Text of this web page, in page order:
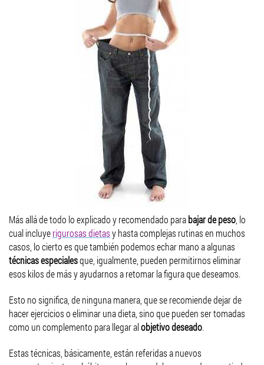
Más allá de todo lo explicado y recomendado parabajar de peso , lo
cual incluyerigurosas dietasy hasta complejas rutinas en muchos
casos, lo cierto es que también podemos echar mano a algunas
técnicas especialesque, igualmente, pueden permitirnos eliminar
esos kilos de más y ayudarnos a retomar la figura que deseamos.
Esto no significa, de ninguna manera, que se recomiende dejar de
hacer ejercicios o eliminar una dieta, sino que pueden ser tomadas
como un complemento para llegar alobjetivo deseado.
Estas técnicas, básicamente, están referidas a nuevos